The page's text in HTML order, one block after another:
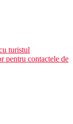
turistul
pentru contactele de